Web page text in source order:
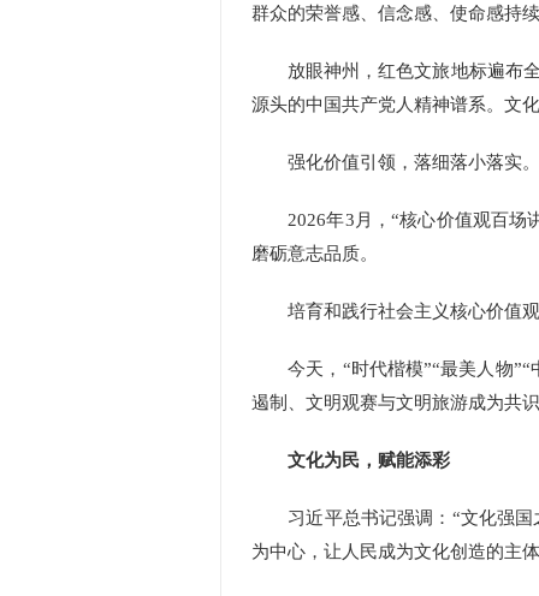
群众的荣誉感、信念感、使命感持
放眼神州，红色文旅地标遍布全
源头的中国共产党人精神谱系。文
强化价值引领，落细落小落实。
2026年3月，“核心价值观百场讲
磨砺意志品质。
培育和践行社会主义核心价值观
今天，“时代楷模”“最美人物”“
遏制、文明观赛与文明旅游成为共
文化为民，赋能添彩
习近平总书记强调：“文化强国
为中心，让人民成为文化创造的主